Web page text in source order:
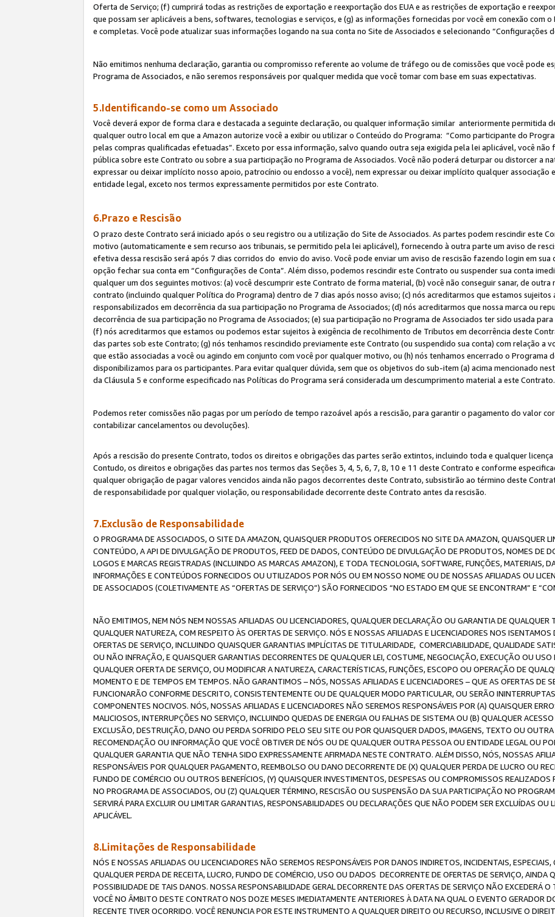
Oferta de Serviço; (f) cumprirá todas as restrições de exportação e reexportação dos EUA e as restrições de exportação e
que possam ser aplicáveis a bens, softwares, tecnologias e serviços, e (g) as informações fornecidas por você em conexão com
e completas. Você pode atualizar suas informações logando na sua conta no Site de Associados e selecionando “Configurações
Não emitimos nenhuma declaração, garantia ou compromisso referente ao volume de tráfego ou de comissões que você pode
Programa de Associados, e não seremos responsáveis por qualquer medida que você tomar com base em suas expectativas.
5.Identificando-se como um Associado
Você deverá expor de forma clara e destacada a seguinte declaração, ou qualquer informação similar anteriormente permitida
qualquer outro local em que a Amazon autorize você a exibir ou utilizar o Conteúdo do Programa: “Como participante do
pelas compras qualificadas efetuadas”. Exceto por essa informação, salvo quando outra seja exigida pela lei aplicável, você não
pública sobre este Contrato ou sobre a sua participação no Programa de Associados. Você não poderá deturpar ou distorcer a
expressar ou deixar implícito nosso apoio, patrocínio ou endosso a você), nem expressar ou deixar implícito qualquer associação
entidade legal, exceto nos termos expressamente permitidos por este Contrato.
6.Prazo e Rescisão
O prazo deste Contrato será iniciado após o seu registro ou a utilização do Site de Associados. As partes podem rescindir este
motivo (automaticamente e sem recurso aos tribunais, se permitido pela lei aplicável), fornecendo à outra parte um aviso de
efetiva dessa rescisão será após 7 dias corridos do envio do aviso. Você pode enviar um aviso de rescisão fazendo login em sua
opção fechar sua conta em “Configurações de Conta”. Além disso, podemos rescindir este Contrato ou suspender sua conta
qualquer um dos seguintes motivos: (a) você descumprir este Contrato de forma material, (b) você não conseguir sanar, de
contrato (incluindo qualquer Política do Programa) dentro de 7 dias após nosso aviso; (c) nós acreditarmos que estamos sujeitos
responsabilizados em decorrência da sua participação no Programa de Associados; (d) nós acreditarmos que nossa marca ou
decorrência de sua participação no Programa de Associados; (e) sua participação no Programa de Associados ter sido usada
(f) nós acreditarmos que estamos ou podemos estar sujeitos à exigência de recolhimento de Tributos em decorrência deste
das partes sob este Contrato; (g) nós tenhamos rescindido previamente este Contrato (ou suspendido sua conta) com relação a
que estão associadas a você ou agindo em conjunto com você por qualquer motivo, ou (h) nós tenhamos encerrado o Programa
disponibilizamos para os participantes. Para evitar qualquer dúvida, sem que os objetivos do sub-item (a) acima mencionado
da Cláusula 5 e conforme especificado nas Políticas do Programa será considerada um descumprimento material a este Contrato.
Podemos reter comissões não pagas por um período de tempo razoável após a rescisão, para garantir o pagamento do valor
contabilizar cancelamentos ou devoluções).
Após a rescisão do presente Contrato, todos os direitos e obrigações das partes serão extintos, incluindo toda e qualquer
Contudo, os direitos e obrigações das partes nos termos das Seções 3, 4, 5, 6, 7, 8, 10 e 11 deste Contrato e conforme
qualquer obrigação de pagar valores vencidos ainda não pagos decorrentes deste Contrato, subsistirão ao término deste
de responsabilidade por qualquer violação, ou responsabilidade decorrente deste Contrato antes da rescisão.
7.Exclusão de Responsabilidade
O PROGRAMA DE ASSOCIADOS, O SITE DA AMAZON, QUAISQUER PRODUTOS OFERECIDOS NO SITE DA AMAZON, QUAISQUER
CONTEÚDO, A API DE DIVULGAÇÃO DE PRODUTOS, FEED DE DADOS, CONTEÚDO DE DIVULGAÇÃO DE PRODUTOS, NOMES DE
LOGOS E MARCAS REGISTRADAS (INCLUINDO AS MARCAS AMAZON), E TODA TECNOLOGIA, SOFTWARE, FUNÇÕES, MATERIAIS,
INFORMAÇÕES E CONTEÚDOS FORNECIDOS OU UTILIZADOS POR NÓS OU EM NOSSO NOME OU DE NOSSAS AFILIADAS OU
DE ASSOCIADOS (COLETIVAMENTE AS “OFERTAS DE SERVIÇO”) SÃO FORNECIDOS “NO ESTADO EM QUE SE ENCONTRAM” E
NÃO EMITIMOS, NEM NÓS NEM NOSSAS AFILIADAS OU LICENCIADORES, QUALQUER DECLARAÇÃO OU GARANTIA DE QUALQUER
QUALQUER NATUREZA, COM RESPEITO ÀS OFERTAS DE SERVIÇO. NÓS E NOSSAS AFILIADAS E LICENCIADORES NOS
OFERTAS DE SERVIÇO, INCLUINDO QUAISQUER GARANTIAS IMPLÍCITAS DE TITULARIDADE, COMERCIABILIDADE, QUALIDADE
OU NÃO INFRAÇÃO, E QUAISQUER GARANTIAS DECORRENTES DE QUALQUER LEI, COSTUME, NEGOCIAÇÃO, EXECUÇÃO OU
QUALQUER OFERTA DE SERVIÇO, OU MODIFICAR A NATUREZA, CARACTERÍSTICAS, FUNÇÕES, ESCOPO OU OPERAÇÃO DE
MOMENTO E DE TEMPOS EM TEMPOS. NÃO GARANTIMOS – NÓS, NOSSAS AFILIADAS E LICENCIADORES – QUE AS OFERTAS DE
FUNCIONARÃO CONFORME DESCRITO, CONSISTENTEMENTE OU DE QUALQUER MODO PARTICULAR, OU SERÃO
COMPONENTES NOCIVOS. NÓS, NOSSAS AFILIADAS E LICENCIADORES NÃO SEREMOS RESPONSÁVEIS POR (A) QUAISQUER
MALICIOSOS, INTERRUPÇÕES NO SERVIÇO, INCLUINDO QUEDAS DE ENERGIA OU FALHAS DE SISTEMA OU (B) QUALQUER
EXCLUSÃO, DESTRUIÇÃO, DANO OU PERDA SOFRIDO PELO SEU SITE OU POR QUAISQUER DADOS, IMAGENS, TEXTO OU
RECOMENDAÇÃO OU INFORMAÇÃO QUE VOCÊ OBTIVER DE NÓS OU DE QUALQUER OUTRA PESSOA OU ENTIDADE LEGAL OU
QUALQUER GARANTIA QUE NÃO TENHA SIDO EXPRESSAMENTE AFIRMADA NESTE CONTRATO. ALÉM DISSO, NÓS, NOSSAS
RESPONSÁVEIS POR QUALQUER PAGAMENTO, REEMBOLSO OU DANO DECORRENTE DE (X) QUALQUER PERDA DE LUCRO OU
FUNDO DE COMÉRCIO OU OUTROS BENEFÍCIOS, (Y) QUAISQUER INVESTIMENTOS, DESPESAS OU COMPROMISSOS
NO PROGRAMA DE ASSOCIADOS, OU (Z) QUALQUER TÉRMINO, RESCISÃO OU SUSPENSÃO DA SUA PARTICIPAÇÃO NO
SERVIRÁ PARA EXCLUIR OU LIMITAR GARANTIAS, RESPONSABILIDADES OU DECLARAÇÕES QUE NÃO PODEM SER EXCLUÍDAS OU
APLICÁVEL.
8.Limitações de Responsabilidade
NÓS E NOSSAS AFILIADAS OU LICENCIADORES NÃO SEREMOS RESPONSÁVEIS POR DANOS INDIRETOS, INCIDENTAIS,
QUALQUER PERDA DE RECEITA, LUCRO, FUNDO DE COMÉRCIO, USO OU DADOS DECORRENTE DE OFERTAS DE SERVIÇO, AINDA
POSSIBILIDADE DE TAIS DANOS. NOSSA RESPONSABILIDADE GERAL DECORRENTE DAS OFERTAS DE SERVIÇO NÃO EXCEDERÁ
VOCÊ NO ÂMBITO DESTE CONTRATO NOS DOZE MESES IMEDIATAMENTE ANTERIORES À DATA NA QUAL O EVENTO GERADOR
RECENTE TIVER OCORRIDO. VOCÊ RENUNCIA POR ESTE INSTRUMENTO A QUALQUER DIREITO OU RECURSO, INCLUSIVE O